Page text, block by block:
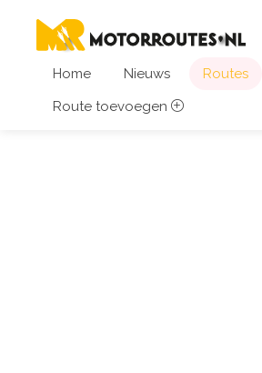
Home Nieuws Routes
Route toevoegen